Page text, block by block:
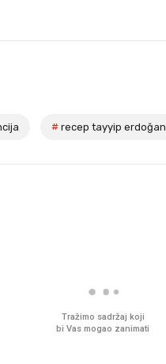
# recep tayyip erdoğan
Tražimo sadržaj koji
bi Vas mogao zanimati